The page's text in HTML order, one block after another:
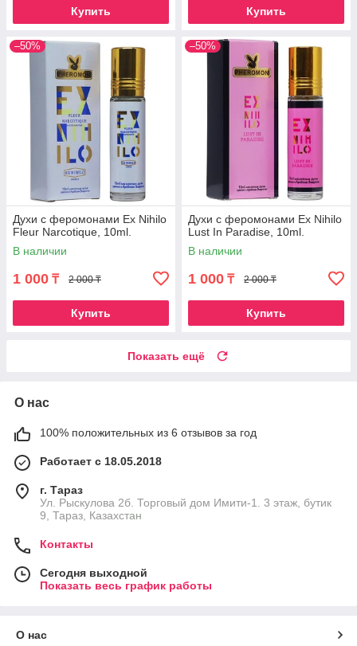
Купить Купить
–50%
Духи с феромонами Ex Nihilo
Fleur Narcotique, 10ml.
В наличии
1 000 ₸ 2 000 ₸
Купить
–50%
Духи с феромонами Ex Nihilo
Lust In Paradise, 10ml.
В наличии
1 000 ₸ 2 000 ₸
Купить
Показать ещё
О нас
100% положительных из 6 отзывов за год
Работает с 18.05.2018
г. Тараз
Ул. Рыскулова 2б. Торговый дом Имити-1. 3 этаж, бутик
9, Тараз, Казахстан
Контакты
Сегодня выходной
Показать весь график работы
О нас